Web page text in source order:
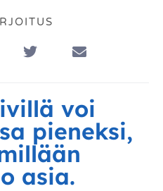
voi
pieneksi,
asia.